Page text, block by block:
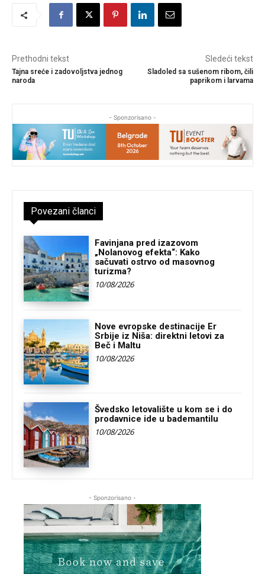
Prethodni tekst
Tajna sreće i zadovoljstva jednog
naroda
Sledeći tekst
Sladoled sa sušenom ribom, čili
paprikom i larvama
- Sponzorisano -
Povezani članci
Favinjana pred izazovom
„Nolanovog efekta“: Kako
sačuvati ostrvo od masovnog
turizma?
10/08/2026
Nove evropske destinacije Er
Srbije iz Niša: direktni letovi za
Beč i Maltu
10/08/2026
Švedsko letovalište u kom se i do
prodavnice ide u bademantilu
10/08/2026
- Sponzorisano -